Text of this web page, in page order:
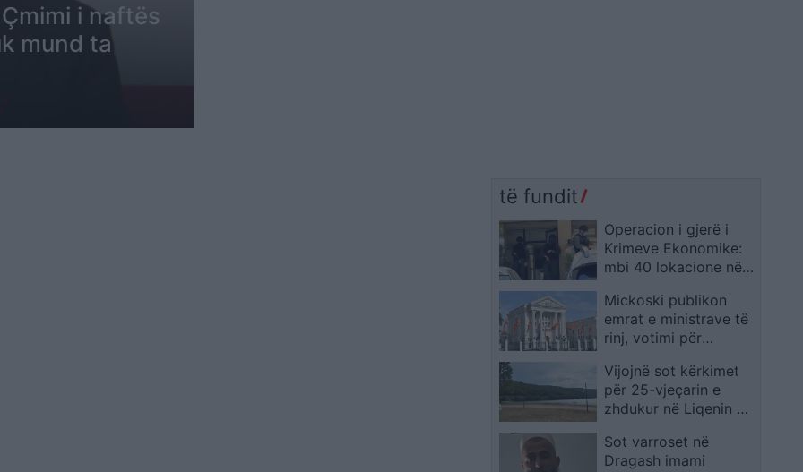
i naftës
mund ta
të fundit
Operacion i gjerë i
Krimeve Ekonomike:
mbi 40 lokacione nën
mashtrim në importin
e naftës
Mickoski publikon
emrat e ministrave të
rinj, votimi për
Qeverisë pritet deri në
mesin e korrikut
Vijojnë sot kërkimet
për 25-vjeçarin e
zhdukur në Liqenin e
Sot varroset në
Dragash imami